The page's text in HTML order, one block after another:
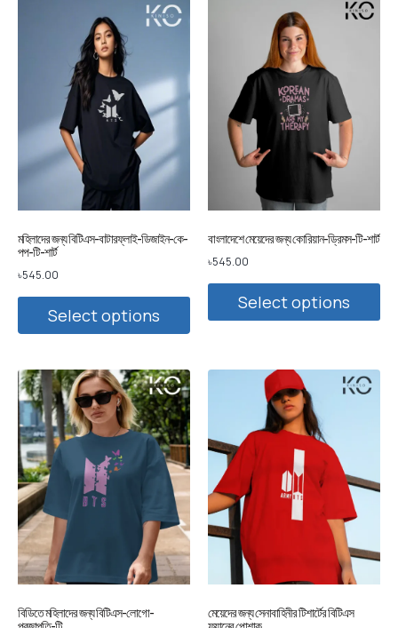
মহিলাদের জন্য বিটিএস-বাটারফ্লাই-ডিজাইন-কে-
পপ-টি-শার্ট
৳545.00
Select options
বাংলাদেশে মেয়েদের জন্য কোরিয়ান-ড্রিমস-টি-শার্ট
৳545.00
Select options
বিডিতে মহিলাদের জন্য বিটিএস-লোগো- মেয়েদের জন্য সেনাবাহিনীর টিশার্টের বিটিএস